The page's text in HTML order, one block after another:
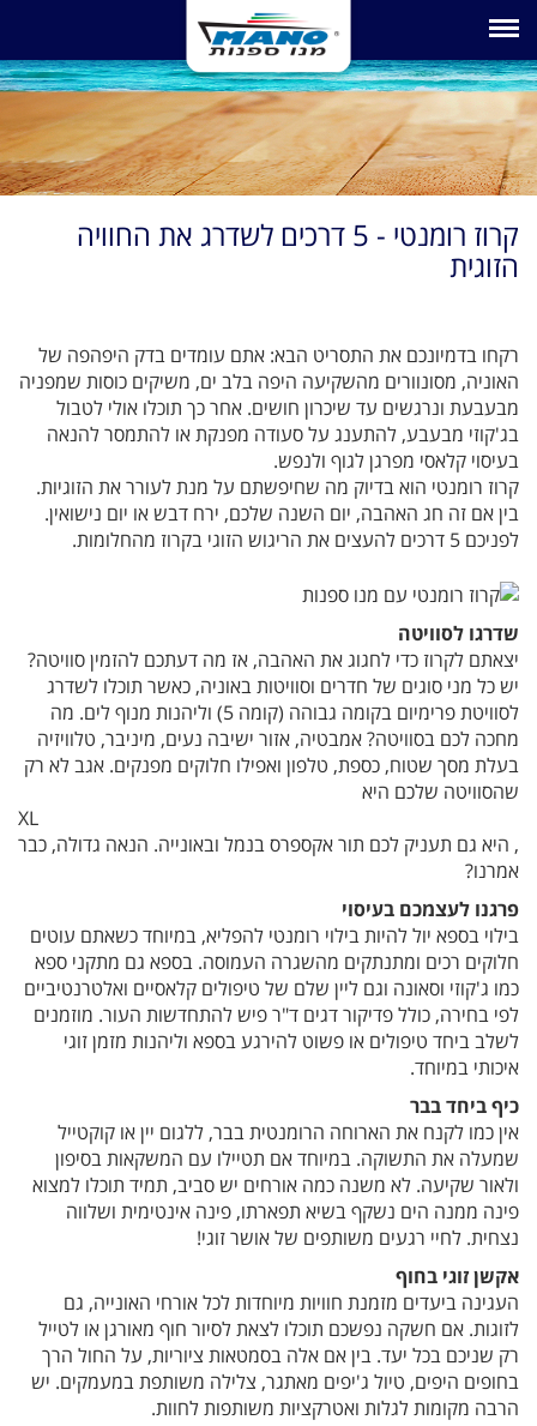
Toggle navigation
קרוז רומנטי - 5 דרכים לשדרג את החוויה
הזוגית
רקחו בדמיונכם את התסריט הבא: אתם עומדים בדק היפהפה של
האוניה, מסונוורים מהשקיעה היפה בלב ים, משיקים כוסות שמפניה
מבעבעת ונרגשים עד שיכרון חושים. אחר כך תוכלו אולי לטבול
בג'קוזי מבעבע, להתענג על סעודה מפנקת או להתמסר להנאה
בעיסוי קלאסי מפרגן לגוף ולנפש.
קרוז רומנטי הוא בדיוק מה שחיפשתם על מנת לעורר את הזוגיות.
בין אם זה חג האהבה, יום השנה שלכם, ירח דבש או יום נישואין.
לפניכם 5 דרכים להעצים את הריגוש הזוגי בקרוז מהחלומות.
שדרגו לסוויטה
יצאתם לקרוז כדי לחגוג את האהבה, אז מה דעתכם להזמין סוויטה?
יש כל מני סוגים של חדרים וסוויטות באוניה, כאשר תוכלו לשדרג
לסוויטת פרימיום בקומה גבוהה (קומה 5) וליהנות מנוף לים. מה
מחכה לכם בסוויטה? אמבטיה, אזור ישיבה נעים, מיניבר, טלוויזיה
בעלת מסך שטוח, כספת, טלפון ואפילו חלוקים מפנקים. אגב לא רק
שהסוויטה שלכם היא
XL
, היא גם תעניק לכם תור אקספרס בנמל ובאונייה. הנאה גדולה, כבר
אמרנו?
פרגנו לעצמכם בעיסוי
בילוי בספא יול להיות בילוי רומנטי להפליא, במיוחד כשאתם עוטים
חלוקים רכים ומתנתקים מהשגרה העמוסה. בספא גם מתקני ספא
כמו ג'קוזי וסאונה וגם ליין שלם של טיפולים קלאסיים ואלטרנטיביים
לפי בחירה, כולל פדיקור דגים ד"ר פיש להתחדשות העור. מוזמנים
לשלב ביחד טיפולים או פשוט להירגע בספא וליהנות מזמן זוגי
איכותי במיוחד.
כיף ביחד בבר
אין כמו לקנח את הארוחה הרומנטית בבר, ללגום יין או קוקטייל
שמעלה את התשוקה. במיוחד אם תטיילו עם המשקאות בסיפון
ולאור שקיעה. לא משנה כמה אורחים יש סביב, תמיד תוכלו למצוא
פינה ממנה הים נשקף בשיא תפארתו, פינה אינטימית ושלווה
נצחית. לחיי רגעים משותפים של אושר זוגי!
אקשן זוגי בחוף
העגינה ביעדים מזמנת חוויות מיוחדות לכל אורחי האונייה, גם
לזוגות. אם חשקה נפשכם תוכלו לצאת לסיור חוף מאורגן או לטייל
רק שניכם בכל יעד. בין אם אלה בסמטאות ציוריות, על החול הרך
בחופים היפים, טיול ג'יפים מאתגר, צלילה משותפת במעמקים. יש
הרבה מקומות לגלות ואטרקציות משותפות לחוות.